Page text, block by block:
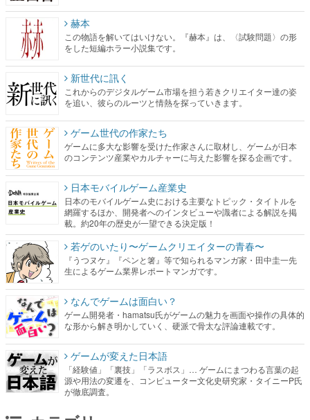
赫本
この物語を解いてはいけない。『赫本』は、〈試験問題〉の形
をした短編ホラー小説集です。
新世代に訊く
これからのデジタルゲーム市場を担う若きクリエイター達の姿
を追い、彼らのルーツと情熱を探っていきます。
ゲーム世代の作家たち
ゲームに多大な影響を受けた作家さんに取材し、ゲームが日本
のコンテンツ産業やカルチャーに与えた影響を探る企画です。
日本モバイルゲーム産業史
日本のモバイルゲーム史における主要なトピック・タイトルを
網羅するほか、開発者へのインタビューや識者による解説を掲
載。約20年の歴史が一望できる決定版！
若ゲのいたり〜ゲームクリエイターの青春〜
『うつヌケ』『ペンと箸』等で知られるマンガ家・田中圭一先
生によるゲーム業界レポートマンガです。
なんでゲームは面白い？
ゲーム開発者・hamatsu氏がゲームの魅力を画面や操作の具体的
な形から解き明かしていく、硬派で骨太な評論連載です。
ゲームが変えた日本語
「経験値」「裏技」「ラスボス」… ゲームにまつわる言葉の起
源や用法の変遷を、コンピューター文化史研究家・タイニーP氏
が徹底調査。